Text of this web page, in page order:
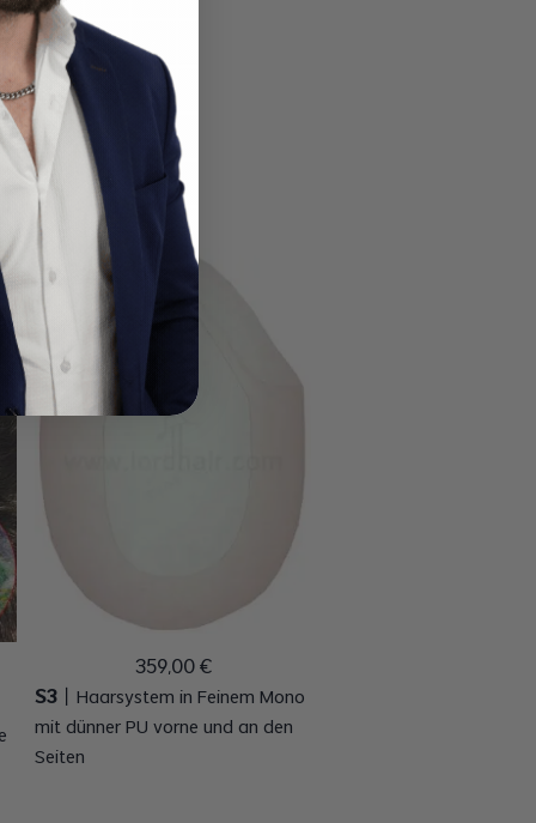
359,00 €
S3 丨Haarsystem in Feinem Mono
mit dünner PU vorne und an den
Seiten